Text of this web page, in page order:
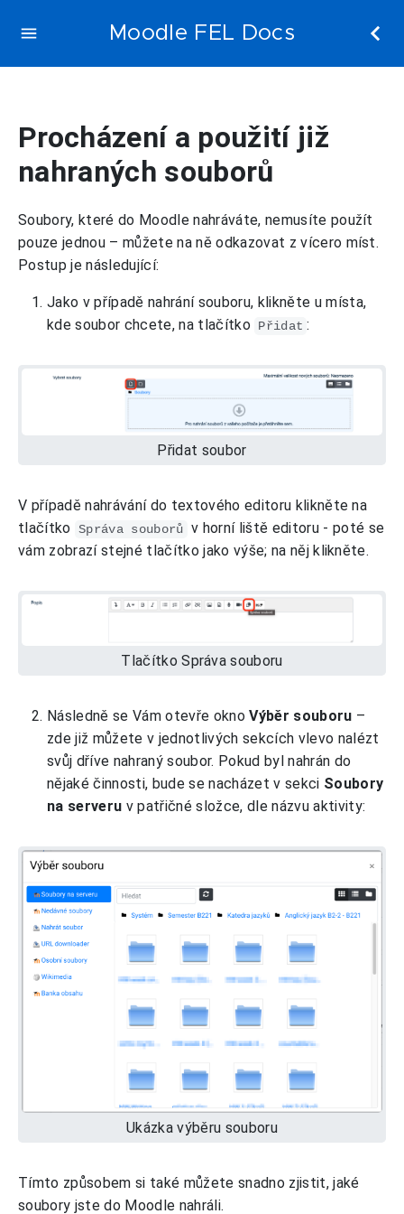
Moodle FEL Docs
Procházení a použití již
nahraných souborů
Soubory, které do Moodle nahráváte, nemusíte použít
pouze jednou – můžete na ně odkazovat z vícero míst.
Postup je následující:
Jako v případě nahrání souboru, klikněte u místa,
kde soubor chcete, na tlačítko
Přidat :
Přidat soubor
V případě nahrávání do textového editoru klikněte na
tlačítko
Správa souborů v horní liště editoru - poté se
vám zobrazí stejné tlačítko jako výše; na něj klikněte.
Tlačítko Správa souboru
Následně se Vám otevře oknoVýběr souboru –
zde již můžete v jednotlivých sekcích vlevo nalézt
svůj dříve nahraný soubor. Pokud byl nahrán do
nějaké činnosti, bude se nacházet v sekci Soubory
na serveru v patřičné složce, dle názvu aktivity:
Ukázka výběru souboru
Tímto způsobem si také můžete snadno zjistit, jaké
soubory jste do Moodle nahráli.